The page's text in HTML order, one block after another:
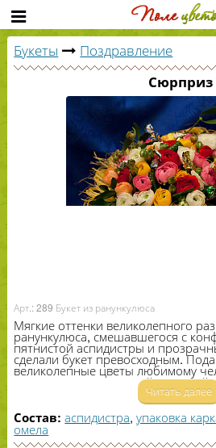
Букеты Поздравление
Сюрприз
Арт.: 289 Букет из ранункулюса
Мягкие оттенки великолепного
ранункулюса, смешавшегося с
пятнистой аспидистры и
сделали букет превосходным.
великолепные цветы любимому
долго радовать его свей красотой
Читать далее
Состав: аспидистра,упаковка
омела